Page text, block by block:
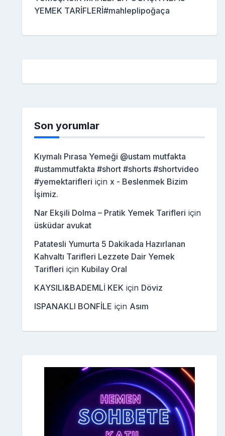
YEMEK TARİFLERİ#mahleplipoğaça
Son yorumlar
Kıymalı Pırasa Yemeği @ustam mutfakta
#ustammutfakta #short #shorts #shortvideo
#yemektarifleri için x - Beslenmek Bizim
İşimiz.
Nar Ekşili Dolma – Pratik Yemek Tarifleri için
üsküdar avukat
Patatesli Yumurta 5 Dakikada Hazırlanan
Kahvaltı Tarifleri Lezzete Dair Yemek
Tarifleri için Kubilay Oral
KAYSILI&BADEMLİ KEK için Döviz
ISPANAKLI BONFİLE için Asım